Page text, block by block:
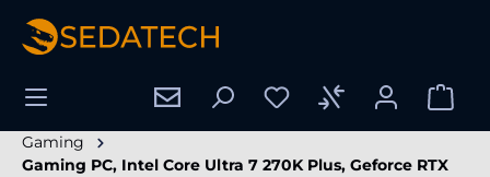
springen
Gaming
Gaming PC, Intel Core Ultra 7 270K Plus, Geforce RTX